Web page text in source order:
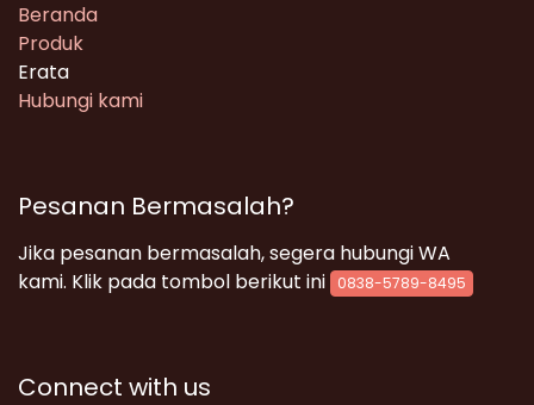
Beranda
Produk
Erata
Hubungi kami
Pesanan Bermasalah?
Jika pesanan bermasalah, segera hubungi WA
kami. Klik pada tombol berikut ini
0838-5789-8495
Connect with us